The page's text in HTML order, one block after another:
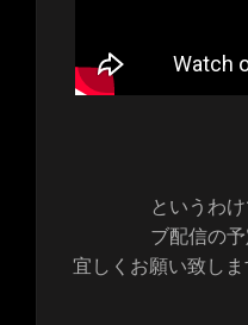
というわ
ブ配信の予
宜しくお願い致し